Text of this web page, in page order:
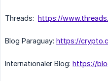
Threads: https://
Blog Paraguay: https://
Internationaler Blog: https://